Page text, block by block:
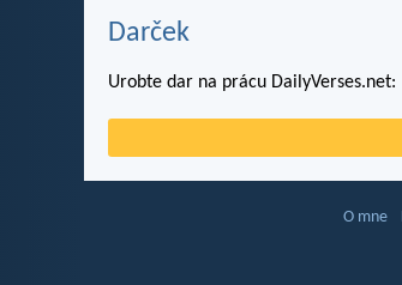
Darček
Urobte dar na prácu DailyVerses.net:
O mne